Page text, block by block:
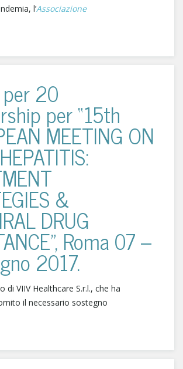
l’Associazione
20
per “15th
MEETING ON
&
DRUG
Roma 07 –
2017.
di VIIV Healthcare S.r.l., che ha
il necessario sostegno